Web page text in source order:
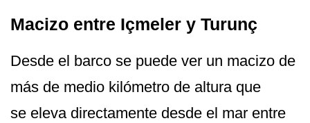
Macizo entre Içmeler y Turunç
Desde el barco se puede ver un macizo de
más de medio kilómetro de altura que
se eleva directamente desde el mar entre